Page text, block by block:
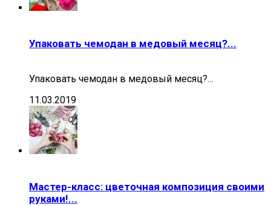
Упаковать чемодан в медовый месяц?...
Упаковать чемодан в медовый месяц?…
11.03.2019
Мастер-класс: цветочная композиция своими
руками!...